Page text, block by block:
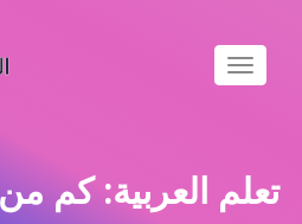
تبديل
الملاحة
تعلم العربية: كم